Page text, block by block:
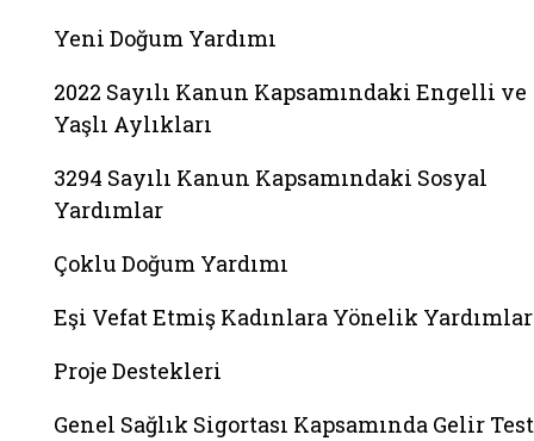
Yeni Doğum Yardımı
2022 Sayılı Kanun Kapsamındaki Engelli ve
Yaşlı Aylıkları
3294 Sayılı Kanun Kapsamındaki Sosyal
Yardımlar
Çoklu Doğum Yardımı
Eşi Vefat Etmiş Kadınlara Yönelik Yardımlar
Proje Destekleri
Genel Sağlık Sigortası Kapsamında Gelir